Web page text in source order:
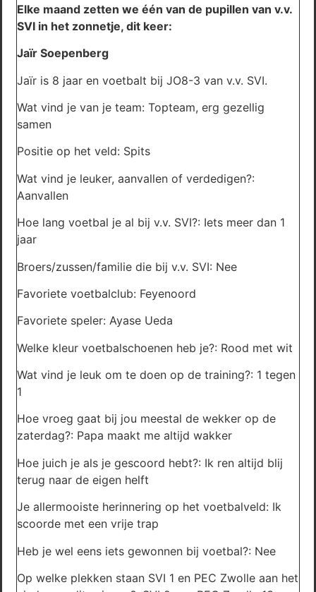
Elke maand zetten we één van de pupillen van v.v.
SVI in het zonnetje, dit keer:
Jaïr Soepenberg
Jaïr is 8 jaar en voetbalt bij JO8-3 van v.v. SVI.
Wat vind je van je team: Topteam, erg gezellig
samen
Positie op het veld: Spits
Wat vind je leuker, aanvallen of verdedigen?:
Aanvallen
Hoe lang voetbal je al bij v.v. SVI?: Iets meer dan 1
jaar
Broers/zussen/familie die bij v.v. SVI: Nee
Favoriete voetbalclub: Feyenoord
Favoriete speler: Ayase Ueda
Welke kleur voetbalschoenen heb je?: Rood met wit
Wat vind je leuk om te doen op de training?: 1 tegen
1
Hoe vroeg gaat bij jou meestal de wekker op de
zaterdag?: Papa maakt me altijd wakker
Hoe juich je als je gescoord hebt?: Ik ren altijd blij
terug naar de eigen helft
Je allermooiste herinnering op het voetbalveld: Ik
scoorde met een vrije trap
Heb je wel eens iets gewonnen bij voetbal?: Nee
Op welke plekken staan SVI 1 en PEC Zwolle aan het